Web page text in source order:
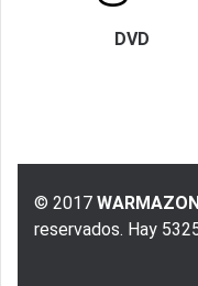
DVD
© 2017
reservados. Hay